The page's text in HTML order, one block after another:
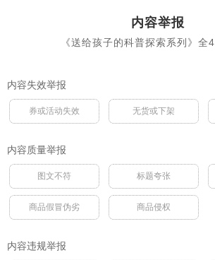
内容举报
《送给孩子的科普探索系列》全
内容失效举报
券或活动失效 无货或下架
内容质量举报
图文不符 标题夸张
商品假冒伪劣 商品侵权
内容违规举报